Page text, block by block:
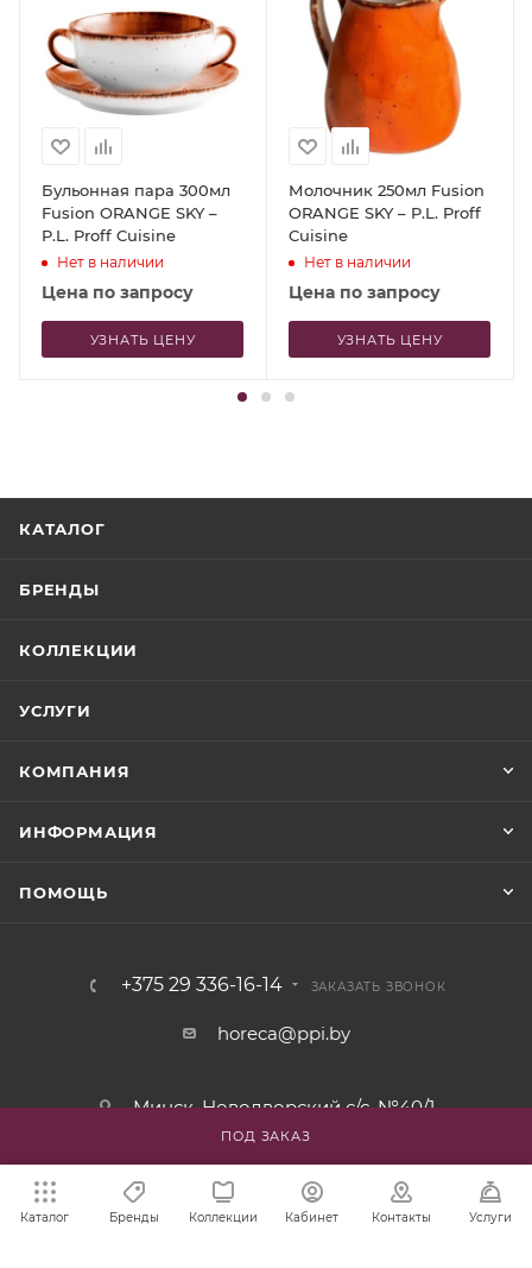
ПОД ЗАКАЗ
Бульонная пара 300мл
Fusion ORANGE SKY –
P.L. Proff Cuisine
Нет в наличии
Цена по запросу
УЗНАТЬ ЦЕНУ
Молочник 250мл Fusion
ORANGE SKY – P.L. Proff
Cuisine
Нет в наличии
Цена по запросу
УЗНАТЬ ЦЕНУ
КАТАЛОГ
БРЕНДЫ
КОЛЛЕКЦИИ
УСЛУГИ
КОМПАНИЯ
ИНФОРМАЦИЯ
ПОМОЩЬ
+375 29 336-16-14 ЗАКАЗАТЬ ЗВОНОК
horeca@ppi.by
Минск, Новодворский с/с, №40/1
Каталог Бренды Коллекции Кабинет Контакты Услуги